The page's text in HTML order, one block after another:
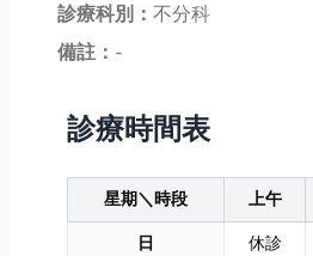
診療科別： 不分科
備註： -
診療時間表
星期＼時段 上午
日
休診